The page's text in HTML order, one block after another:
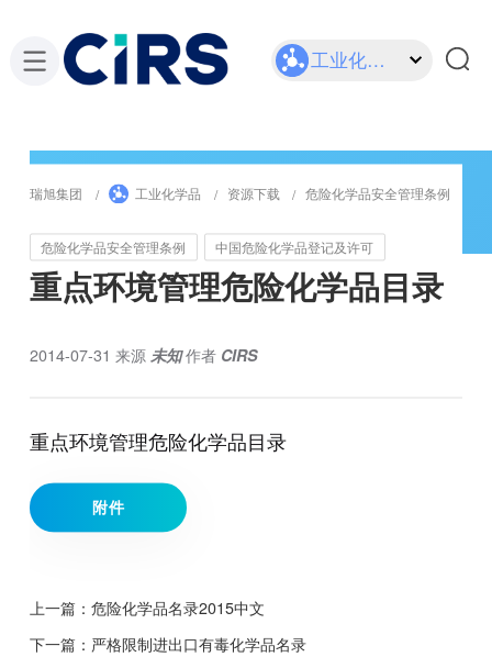
工业化学品
瑞旭集团 工业化学品 资源下载 危险化学品安全管理条例
危险化学品安全管理条例 中国危险化学品登记及许可
重点环境管理危险化学品目录
2014-07-31 来源 未知 作者 CIRS
重点环境管理危险化学品目录
附件
上一篇： 危险化学品名录2015中文
下一篇： 严格限制进出口有毒化学品名录